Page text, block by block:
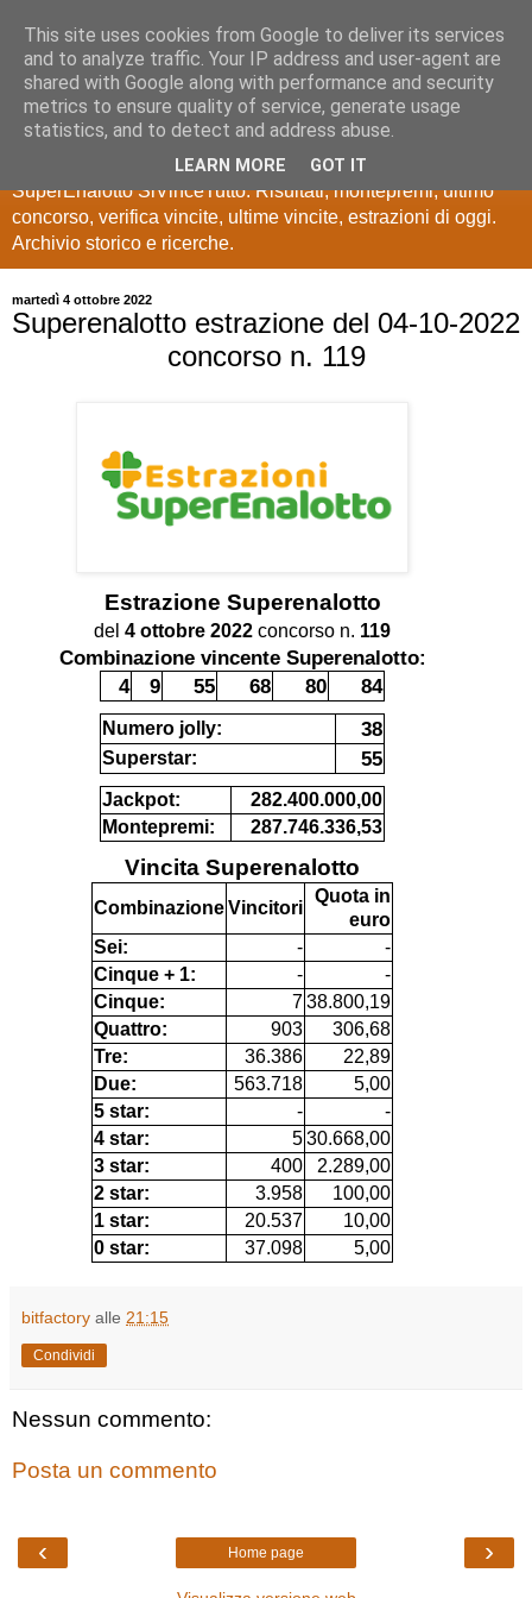
Estrazioni Lotto
SuperEnalotto
Ultime estrazioni di Lotto, SuperEnalotto, 10 e lotto,
SuperEnalotto SiVinceTutto. Risultati, montepremi, ultimo
concorso, verifica vincite, ultime vincite, estrazioni di oggi.
Archivio storico e ricerche.
martedì 4 ottobre 2022
Superenalotto estrazione del 04-10-2022
concorso n. 119
Estrazione Superenalotto
del 4 ottobre 2022 concorso n. 119
Combinazione vincente Superenalotto:
4
9 55 68 80 84
Numero jolly: 38
Superstar: 55
Jackpot:
282.400.000,00
Montepremi:
287.746.336,53
Vincita Superenalotto
CombinazioneVincitori
Quota in
euro
Sei:
-
-
Cinque + 1:
-
-
Cinque:
738.800,19
Quattro:
903
306,68
Tre:
36.386
22,89
Due:
563.718
5,00
5 star:
-
-
4 star:
530.668,00
3 star:
400
2.289,00
2 star:
3.958
100,00
1 star:
20.537
10,00
0 star:
37.098 5,00
bitfactory alle 21:15
Condividi
Nessun commento:
Posta un commento
‹ ›
Home page
This site uses cookies from Google to deliver its services
and to analyze traffic. Your IP address and user-agent are
shared with Google along with performance and security
metrics to ensure quality of service, generate usage
statistics, and to detect and address abuse.
LEARN MORE GOT IT